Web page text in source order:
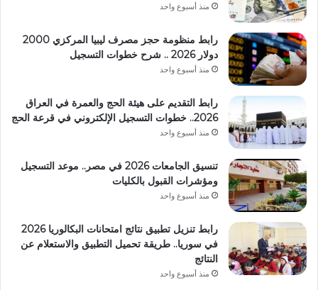
منذ أسبوع واحد
رابط منظومة حجز مصرف ليبيا المركزي 2000
دولار 2026 .. شرح خطوات التسجيل
منذ أسبوع واحد
رابط التقديم على هيئة الحج والعمرة في العراق
2026.. خطوات التسجيل الإلكتروني في قرعة الحج
منذ أسبوع واحد
تنسيق الجامعات 2026 في مصر.. موعد التسجيل
ومؤشرات القبول بالكليات
منذ أسبوع واحد
رابط تنزيل تطبيق نتائج امتحانات البكالوريا 2026
في سوريا.. طريقة تحميل التطبيق والاستعلام عن
النتائج
منذ أسبوع واحد